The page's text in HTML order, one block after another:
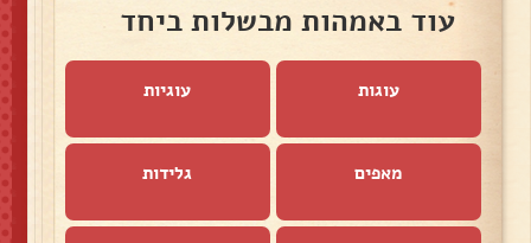
עוד באמהות מבשלות ביחד
עוגות עוגיות
מאפים גלידות